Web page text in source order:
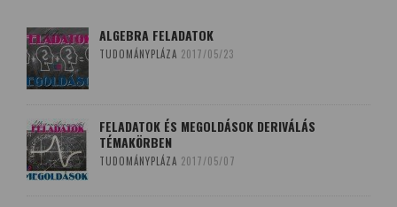
ALGEBRA FELADATOK
TUDOMÁNYPLÁZA 2017/05/23
FELADATOK ÉS MEGOLDÁSOK DERIVÁLÁS
TÉMAKÖRBEN
TUDOMÁNYPLÁZA 2017/05/07